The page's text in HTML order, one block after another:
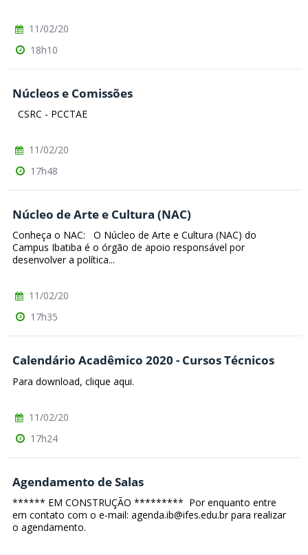
11/02/20
18h10
Núcleos e Comissões
CSRC - PCCTAE
11/02/20
17h48
Núcleo de Arte e Cultura (NAC)
Conheça o NAC: O Núcleo de Arte e Cultura (NAC) do
Campus Ibatiba é o órgão de apoio responsável por
desenvolver a política...
11/02/20
17h35
Calendário Acadêmico 2020 - Cursos Técnicos
Para download, clique aqui.
11/02/20
17h24
Agendamento de Salas
****** EM CONSTRUÇÃO ********* Por enquanto entre
em contato com o e-mail: agenda.ib@ifes.edu.br para realizar
o agendamento.